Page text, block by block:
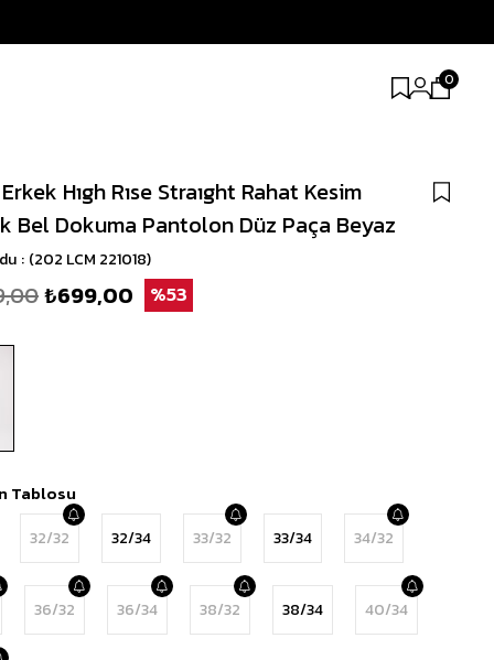
0
Hıgh Rıse Straıght Rahat Kesim
Bel Dokuma Pantolon Düz Paça Beyaz
(202 LCM 221018)
₺699,00 53
Tablosu
32/32 32/34 33/32 33/34 34/32
36/32 36/34 38/32 38/34 40/34